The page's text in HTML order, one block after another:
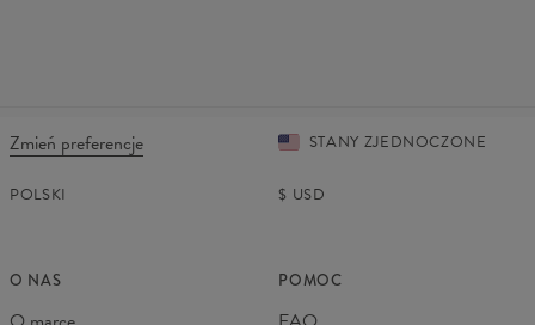
Zmień preferencje STANY ZJEDNOCZONE
POLSKI $ USD
O NAS POMOC